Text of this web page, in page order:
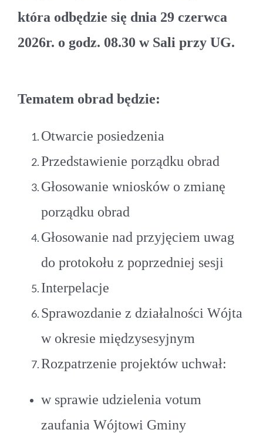
która odbędzie się dnia 29 czerwca
2026r. o godz. 08.30 w Sali przy UG.
Tematem obrad będzie:
Otwarcie posiedzenia
Przedstawienie porządku obrad
Głosowanie wniosków o zmianę
porządku obrad
Głosowanie nad przyjęciem uwag
do protokołu z poprzedniej sesji
Interpelacje
Sprawozdanie z działalności Wójta
w okresie międzysesyjnym
Rozpatrzenie projektów uchwał:
w sprawie udzielenia votum
zaufania Wójtowi Gminy